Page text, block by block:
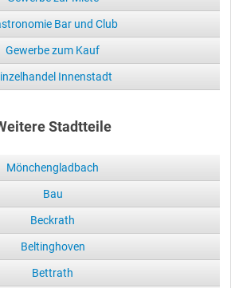
Bar und Club
Gewerbe zum Kauf
Innenstadt
Stadtteile
Mönchengladbach
Bau
Beckrath
Beltinghoven
Bettrath